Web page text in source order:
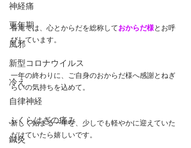
神経痛
更年期
風邪
新型コロナウイルス
冷え
自律神経
ふくらはぎの痛み
鍼灸
香庵では、心とからだを総称しておからだ様とお呼
びしています。
一年の終わりに、ご自身のおからだ様へ感謝とねぎ
らいの気持ちを込めて。
新しく始まる一年を、少しでも軽やかに迎えていた
だけていたら嬉しいです。